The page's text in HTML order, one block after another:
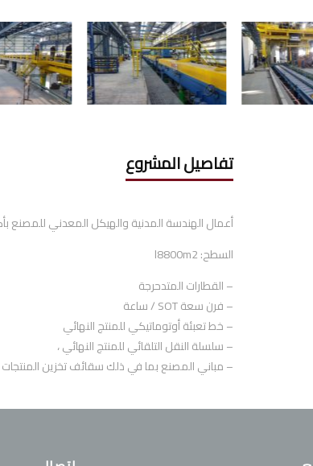
تفاصيل المشروع
أعمال الهندسة المدنية والهيكل المعدني للمصنع
السطح: l8800m2
– القطارات المتدحرجة
– فرن سعة SOT / ساعة
– خط تعبئة أوتوماتيكي للمنتج النهائي
– سلسلة النقل التلقائي للمنتج النهائي ،
– مباني المصنع بما في ذلك سقائف تخزين المنتجات